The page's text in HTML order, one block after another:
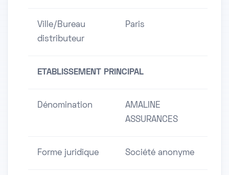
Ville/Bureau
distributeur
Paris
ETABLISSEMENT PRINCIPAL
Dénomination
AMALINE
ASSURANCES
Forme juridique Société anonyme